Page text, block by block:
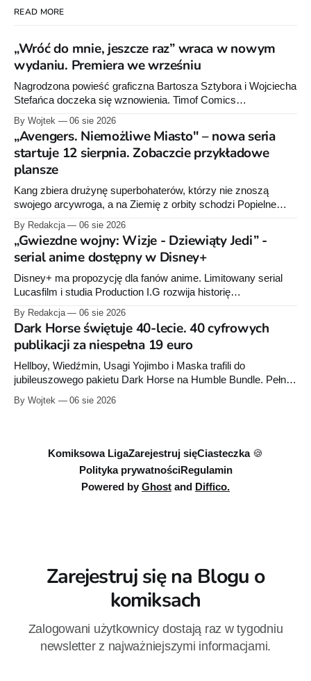
READ MORE
„Wróć do mnie, jeszcze raz” wraca w nowym
wydaniu. Premiera we wrześniu
Nagrodzona powieść graficzna Bartosza Sztybora i Wojciecha
Stefańca doczeka się wznowienia. Timof Comics
przygotowuje nową edycję albumu „Wróć do mnie, jeszcze
raz”, którego pierwsze wydanie ukazało się w 2015 roku.
By Wojtek 06 sie 2026
„Avengers. Niemożliwe Miasto" – nowa seria
startuje 12 sierpnia. Zobaczcie przykładowe
plansze
Kang zbiera drużynę superbohaterów, którzy nie znoszą
swojego arcywroga, a na Ziemię z orbity schodzi Popielne
Przymierze z królem Arturem na czele. Pierwszy tom nowej
serii Avengers autorstwa Jeda MacKaya trafia do sklepów 12
sierpnia. Rzućcie okiem na przykładowe plansze.
By Redakcja 06 sie 2026
„Gwiezdne wojny: Wizje - Dziewiąty Jedi” -
serial anime dostępny w Disney+
Disney+ ma propozycję dla fanów anime. Limitowany serial
Lucasfilm i studia Production I.G rozwija historię
zapoczątkowaną w krótkometrażówkach „Dziewiąty Jedi”
oraz „Dziewiąty Jedi: Dziecko nadziei" z serii „Gwiezdne
wojny: Wizje”. Wszystkie osiem odcinków jest już dostępnych
w Disney+.
By Redakcja 06 sie 2026
Dark Horse świętuje 40-lecie. 40 cyfrowych
publikacji za niespełna 19 euro
Hellboy, Wiedźmin, Usagi Yojimbo i Maska trafili do
jubileuszowego pakietu Dark Horse na Humble Bundle. Pełny
zestaw obejmuje 40 cyfrowych publikacji i kosztuje 18,71
euro. Oferta kończy się 13 sierpnia.
By Wojtek 06 sie 2026
Komiksowa LigaZarejestruj sięCiasteczka 🍪
Polityka prywatnościRegulamin
Powered by Ghost and Diffico.
Zarejestruj się na Blogu o
komiksach
Zalogowani użytkownicy dostają raz w tygodniu
newsletter z najważniejszymi informacjami.